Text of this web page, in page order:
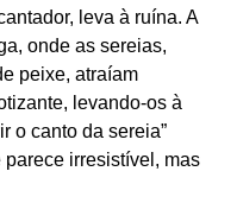
leva à ruína. A
onde as sereias,
peixe, atraíam
levando-os à
o canto da sereia”
irresistível, mas